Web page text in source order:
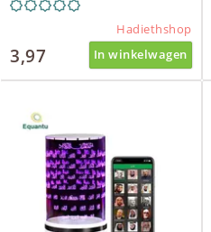
Hadiethshop
3,97 In winkelwagen